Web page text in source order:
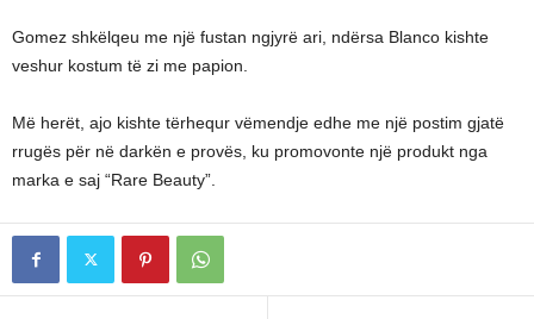
Gomez shkëlqeu me një fustan ngjyrë ari, ndërsa Blanco kishte
veshur kostum të zi me papion.
Më herët, ajo kishte tërhequr vëmendje edhe me një postim gjatë
rrugës për në darkën e provës, ku promovonte një produkt nga
marka e saj “Rare Beauty”.